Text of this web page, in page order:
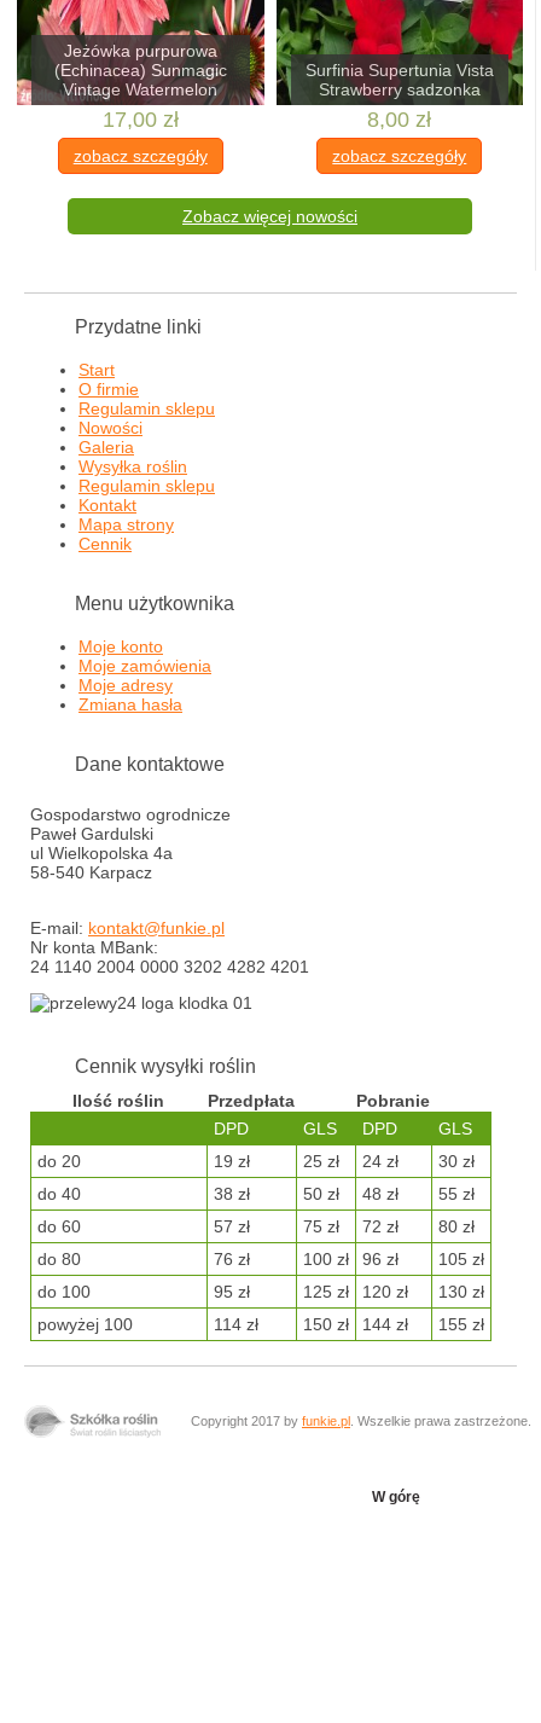
Jeżówka purpurowa
(Echinacea) Sunmagic
Vintage Watermelon
17,00 zł
zobacz szczegóły
Surfinia Supertunia Vista
Strawberry sadzonka
8,00 zł
zobacz szczegóły
Zobacz więcej nowości
Przydatne linki
Start
O firmie
Regulamin sklepu
Nowości
Galeria
Wysyłka roślin
Regulamin sklepu
Kontakt
Mapa strony
Cennik
Menu użytkownika
Moje konto
Moje zamówienia
Moje adresy
Zmiana hasła
Dane kontaktowe
Gospodarstwo ogrodnicze
Paweł Gardulski
ul Wielkopolska 4a
58-540 Karpacz
E-mail: kontakt@funkie.pl
Nr konta MBank:
24 1140 2004 0000 3202 4282 4201
Cennik wysyłki roślin
Ilość roślin Przedpłata
Pobranie
DPD
GLS DPD
GLS
do 20
19 zł 25 zł 24 zł
30 zł
do 40
38 zł 50 zł 48 zł
55 zł
do 60
57 zł 75 zł 72 zł
80 zł
do 80
76 zł 100 zł 96 zł
105 zł
do 100
95 zł 125 zł 120 zł
130 zł
powyżej 100
114 zł 150 zł 144 zł 155 zł
Copyright 2017 by funkie.pl . Wszelkie prawa zastrzeżone.
W górę